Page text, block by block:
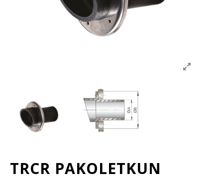
TRCR PAKOLETKUN